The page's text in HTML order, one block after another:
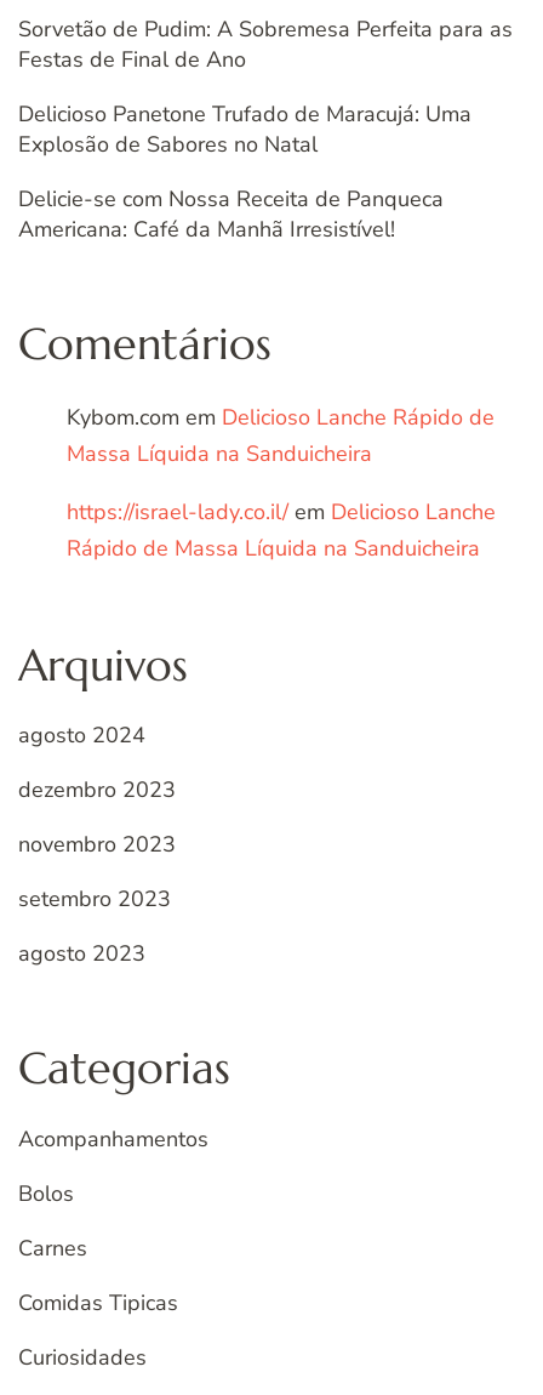
Sorvetão de Pudim: A Sobremesa Perfeita para as
Festas de Final de Ano
Delicioso Panetone Trufado de Maracujá: Uma
Explosão de Sabores no Natal
Delicie-se com Nossa Receita de Panqueca
Americana: Café da Manhã Irresistível!
Comentários
Kybom.com em Delicioso Lanche Rápido de
Massa Líquida na Sanduicheira
https://israel-lady.co.il/em Delicioso Lanche
Rápido de Massa Líquida na Sanduicheira
Arquivos
agosto 2024
dezembro 2023
novembro 2023
setembro 2023
agosto 2023
Categorias
Acompanhamentos
Bolos
Carnes
Comidas Tipicas
Curiosidades